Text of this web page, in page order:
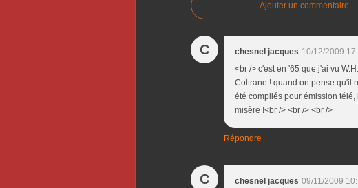
Ajouter un commentaire
C chesnel jacques 10/12/2009
<br /> c'est en '65 que j'ai vu
Coltrane ! quand on pense qu'il
été compilés pour émission
misère !<br /> <br /> <br />
Répondre
C chesnel jacques 09/11/2009